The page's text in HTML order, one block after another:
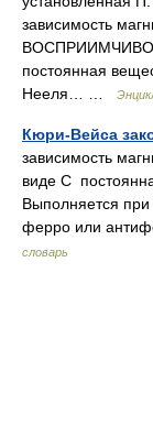
зависимость
постоянная
Нееля… …
Кюри-Вейса
зависимость
виде С
Выполняется
ферро или
словарь